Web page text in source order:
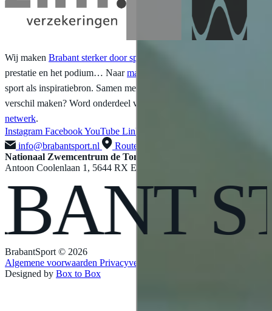
Wij maken Brabant sterker door sport
prestatie en het podium… Naarmaatschappelijke impact
sport als inspiratiebron. Samen met ons en onze partners hét
verschil maken? Word onderdeel van ons
netwerk.
Instagram FacebookYouTube LinkedIn
info@brabantsport.nl
Route
Nationaal Zwemcentrum de Tongelreep
Antoon Coolenlaan 1, 5644 RX Eindhoven
BrabantSport © 2026
Algemene voorwaarden Privacyverklaring
Designed by Box to Box